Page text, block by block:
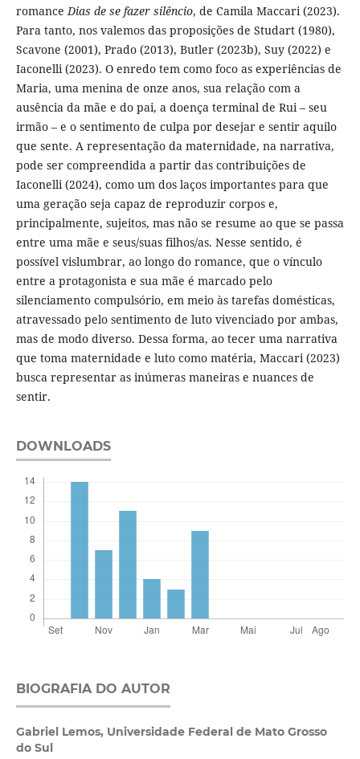
romanceDias de se fazer silêncio, de Camila Maccari (2023).
Para tanto, nos valemos das proposições de Studart (1980),
Scavone (2001), Prado (2013), Butler (2023b), Suy (2022) e
Iaconelli (2023). O enredo tem como foco as experiências de
Maria, uma menina de onze anos, sua relação com a
ausência da mãe e do pai, a doença terminal de Rui – seu
irmão – e o sentimento de culpa por desejar e sentir aquilo
que sente. A representação da maternidade, na narrativa,
pode ser compreendida a partir das contribuições de
Iaconelli (2024), como um dos laços importantes para que
uma geração seja capaz de reproduzir corpos e,
principalmente, sujeitos, mas não se resume ao que se passa
entre uma mãe e seus/suas filhos/as. Nesse sentido, é
possível vislumbrar, ao longo do romance, que o vínculo
entre a protagonista e sua mãe é marcado pelo
silenciamento compulsório, em meio às tarefas domésticas,
atravessado pelo sentimento de luto vivenciado por ambas,
mas de modo diverso. Dessa forma, ao tecer uma narrativa
que toma maternidade e luto como matéria, Maccari (2023)
busca representar as inúmeras maneiras e nuances de
sentir.
DOWNLOADS
BIOGRAFIA DO AUTOR
Gabriel Lemos, Universidade Federal de Mato Grosso
do Sul